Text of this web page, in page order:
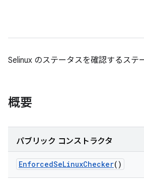
Selinux のステータスを確認するステ
概要
パブリック コンストラクタ
EnforcedSeLinuxChecker()